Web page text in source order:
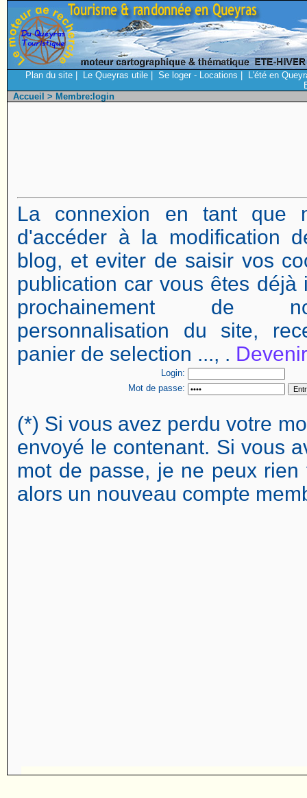
Plan du site Le Queyras utile Se loger - Locations
L'été en
Accueil > Membre:login
La connexion en tant que
d'accéder à la modification
blog, et eviter de saisir vos
publication car vous êtes déjà
prochainement de
personnalisation du site,
panier de selection ..., .
Login:
Mot de passe:
(*) Si vous avez perdu votre
envoyé le contenant. Si vous
mot de passe, je ne peux
alors un nouveau compte